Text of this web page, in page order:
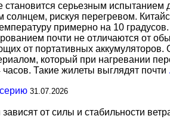
серьезным
рискуя перегревом.
примерно на 10
почти не отличаются от
от портативных
который при нагревании
Такие жилеты выглядят почти
31.07.2026
от силы и стабильности